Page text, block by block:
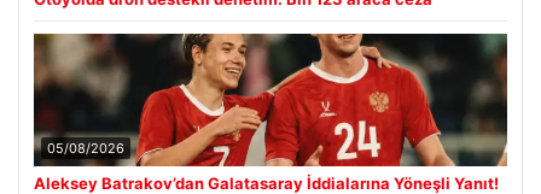
05/08/2026
Aleksey Batrakov’dan Galatasaray İddialarına Yöneşli Yanıt!